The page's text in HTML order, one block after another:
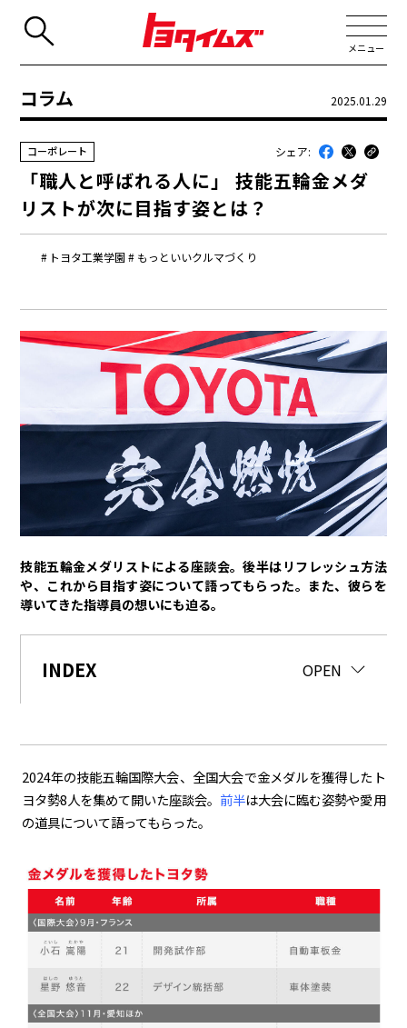
メニュー
最近のトヨタ
連載
コラム
トヨタイムズニュース
トヨタイムズビジネス
トヨタイムズスポーツ
トヨタイムズPodcast
SDGs
スポーツ
クルマ
e-Palette
テクノロジー
水素 Woven City
コーポレート
モビリティカンパニー トヨタグローバル トヨタグループ
モノづくり 日本自動車工業会（自工会）
コラム 2025.01.29
トヨタ工業学園 もっといいクルマづくり
コーポレート シェア:
「職人と呼ばれる人に」 技能五輪金メダ
リストが次に目指す姿とは？
技能五輪金メダリストによる座談会。後半はリフレッシュ方法
や、これから目指す姿について語ってもらった。また、彼らを
導いてきた指導員の想いにも迫る。
INDEX OPEN
CLOSE
2024年の技能五輪国際大会、全国大会で金メダルを獲得したト
ヨタ勢8人を集めて開いた座談会。 前半は大会に臨む姿勢や愛用
の道具について語ってもらった。